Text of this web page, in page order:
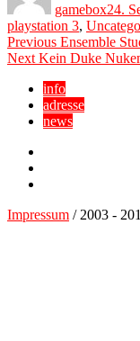
gamebox24.
playstation 3,
Previous Previous
post:
Ensemble
Next Next
Kein Duke
info
adresse
news
Impressum / 2003 -